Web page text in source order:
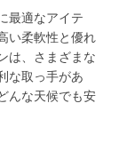
最適なアイテ
い柔軟性と優れ
は、さまざまな
な取っ手があ
んな天候でも安